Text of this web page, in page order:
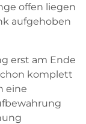
offen liegen
aufgehoben
erst am Ende
komplett
eine